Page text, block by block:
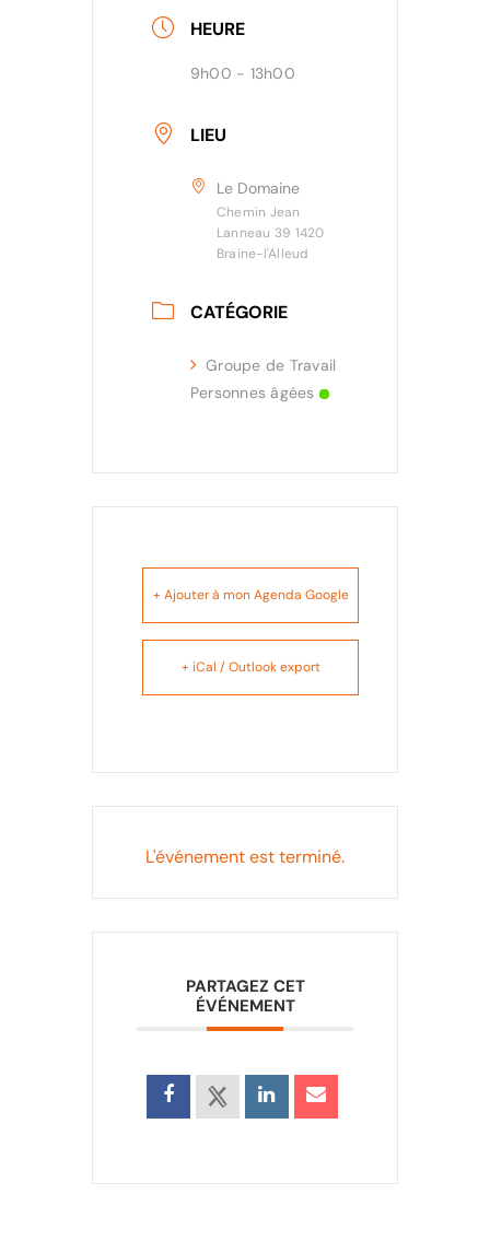
HEURE
9h00 - 13h00
LIEU
Le Domaine
Chemin Jean
Lanneau 39 1420
Braine-l'Alleud
CATÉGORIE
Groupe de Travail
Personnes âgées
+ Ajouter à mon Agenda Google
+ iCal / Outlook export
L'événement est terminé.
PARTAGEZ CET
ÉVÉNEMENT